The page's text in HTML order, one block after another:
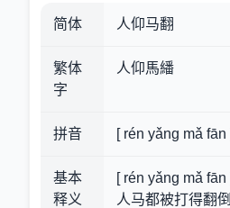
简体 人仰马翻
繁体
字
人仰馬繙
拼音 [ rén yǎng mǎ fān
基本
释义
[ rén yǎng mǎ fān
人马都被打得翻